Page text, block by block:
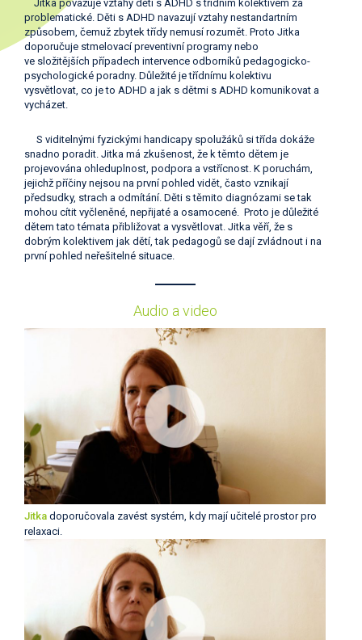
Jitka považuje vztahy dětí s ADHD s třídním kolektivem za
problematické. Děti s ADHD navazují vztahy nestandartním
způsobem, čemuž zbytek třídy nemusí rozumět. Proto Jitka
doporučuje stmelovací preventivní programy nebo
ve složitějších případech intervence odborníků pedagogicko-
psychologické poradny. Důležité je třídnímu kolektivu
vysvětlovat, co je to ADHD a jak s dětmi s ADHD komunikovat a
vycházet.
S viditelnými fyzickými handicapy spolužáků si třída dokáže
snadno poradit. Jitka má zkušenost, že k těmto dětem je
projevována ohleduplnost, podpora a vstřícnost. K poruchám,
jejichž příčiny nejsou na první pohled vidět, často vznikají
předsudky, strach a odmítání. Děti s těmito diagnózami se tak
mohou cítit vyčleněné, nepřijaté a osamocené. Proto je důležité
dětem tato témata přibližovat a vysvětlovat. Jitka věří, že s
dobrým kolektivem jak dětí, tak pedagogů se dají zvládnout i na
první pohled neřešitelné situace.
Audio a video
Jitka doporučovala zavést systém, kdy mají učitelé prostor pro
relaxaci.